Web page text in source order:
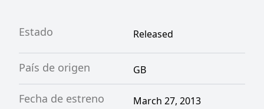
Estado Released
País de origen GB
Fecha de estreno March 27, 2013